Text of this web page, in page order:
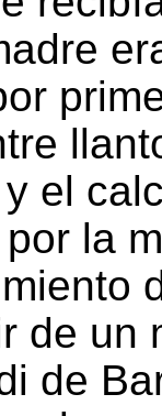
el
la
de un
de